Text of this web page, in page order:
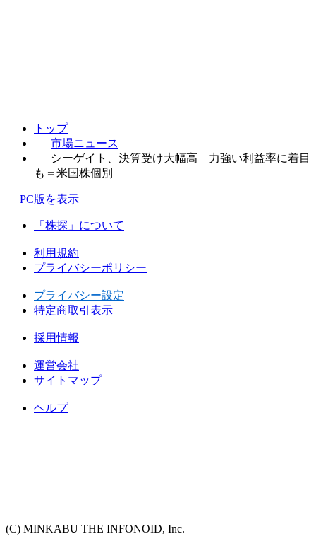
トップ
市場ニュース
シーゲイト、決算受け大幅高 力強い利益率に着目
も＝米国株個別
PC版を表示
「株探」について
|
利用規約
プライバシーポリシー
|
プライバシー設定
特定商取引表示
|
採用情報
|
運営会社
サイトマップ
|
ヘルプ
(C) MINKABU THE INFONOID, Inc.